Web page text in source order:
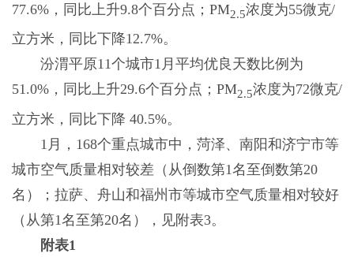
77.6%，同比上升9.8个百分点；PM2.5浓度为55微克/
立方米，同比下降12.7%。
汾渭平原11个城市1月平均优良天数比例为
51.0%，同比上升29.6个百分点；PM2.5浓度为72微克/
立方米，同比下降 40.5%。
1月，168个重点城市中，菏泽、南阳和济宁市等
城市空气质量相对较差（从倒数第1名至倒数第20
名）；拉萨、舟山和福州市等城市空气质量相对较好
（从第1名至第20名），见附表3。
附表1